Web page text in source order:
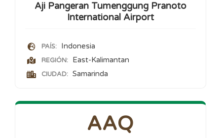
Aji Pangeran Tumenggung Pranoto
International Airport
PAÍS: Indonesia
REGIÓN: East-Kalimantan
CIUDAD: Samarinda
AAQ